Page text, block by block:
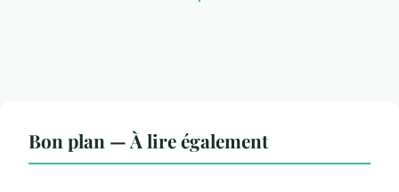
Bon plan — À lire également